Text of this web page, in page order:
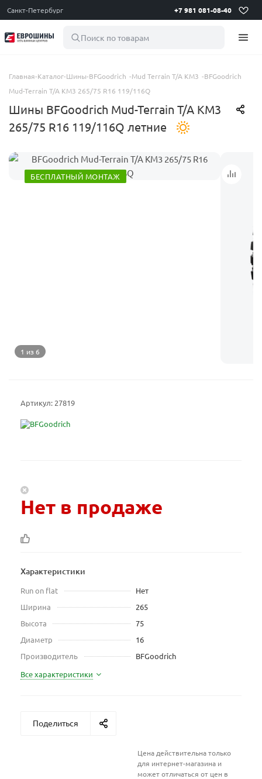
Санкт-Петербург +7 981 081-08-40
Поиск по товарам
Главная-Каталог-Шины-BFGoodrich -Mud Terrain T/A KM3 -BFGoodrich
Mud-Terrain T/A KM3 265/75 R16 119/116Q
Шины BFGoodrich Mud-Terrain T/A KM3
265/75 R16 119/116Q летние
БЕСПЛАТНЫЙ МОНТАЖ
1 из 6
Артикул: 27819
Нет в продаже
Характеристики
Run on flat
Нет
Ширина
265
Высота
75
Диаметр
16
Производитель
BFGoodrich
Все характеристики
Поделиться
Цена действительна только
для интернет-магазина и
может отличаться от цен в